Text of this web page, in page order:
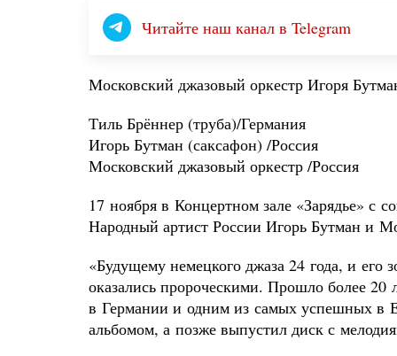
Читайте наш канал в Telegram
Московский джазовый оркестр Игоря
Тиль Брённер (труба)/Германия
Игорь Бутман (саксафон) /Россия
Московский джазовый оркестр /Россия
17 ноября в Концертном зале «Зарядье» с
Народный артист России Игорь Бутман и
«Будущему немецкого джаза 24 года, и его
оказались пророческими. Прошло более
в Германии и одним из самых успешных в
альбомом, а позже выпустил диск с